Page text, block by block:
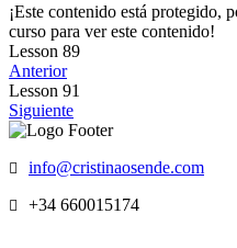
¡Este contenido está protegido,
curso para ver este contenido!
Lesson 89
Anterior
Lesson 91
Siguiente
info@cristinaosende.com
+34 660015174